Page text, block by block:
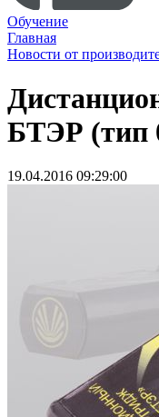
Обучение
Главная
Новости от
БТЭР (тип
19.04.2016 09:29:00